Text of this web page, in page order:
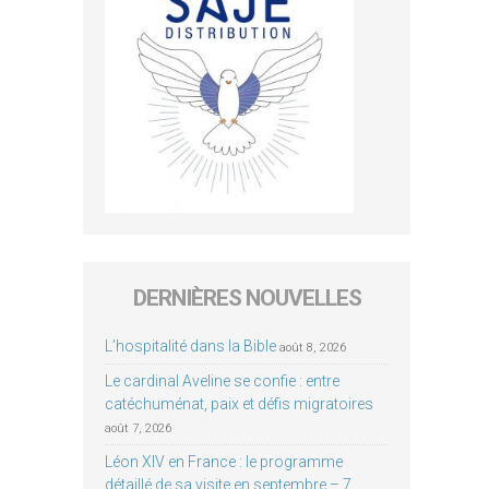
DERNIÈRES NOUVELLES
L’hospitalité dans la Bible août 8, 2026
Le cardinal Aveline se confie : entre
catéchuménat, paix et défis migratoires
août 7, 2026
Léon XIV en France : le programme
détaillé de sa visite en septembre – 7